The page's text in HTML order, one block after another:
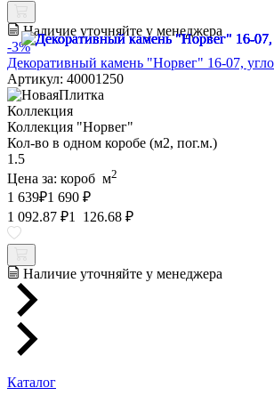
Наличие уточняйте у менеджера
-3%
Декоративный камень "Норвег" 16-07,
Артикул: 40001250
Коллекция
Коллекция "Норвег"
Кол-во в одном коробе (м2, пог.м.)
1.5
Цена за: короб м2
1 639₽1 690 ₽
1 092.87 ₽1 126.68 ₽
Наличие уточняйте у менеджера
Каталог